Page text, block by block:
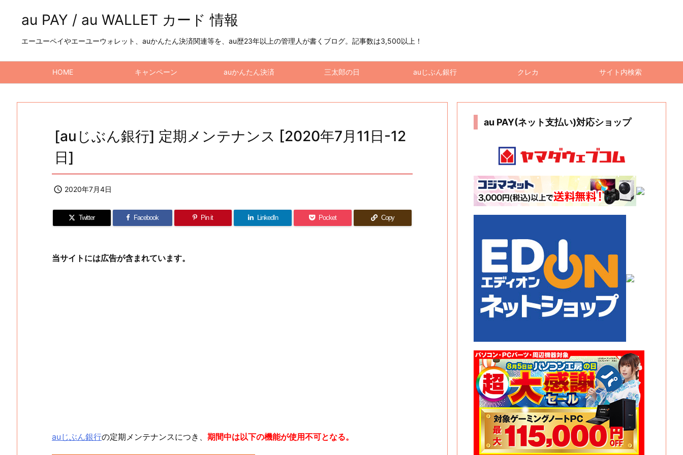
au PAY / au WALLET カード 情報
エーユーペイやエーユーウォレット、auかんたん決済関連等を、au歴23年以上の管理人が書くブログ。記事数は3,500以上！
HOME キャンペーン auかんたん決済 三太郎の日 auじぶん銀行 クレカ サイト内検索
[auじぶん銀行] 定期メンテナンス [2020年7月11日-12
日]
 2020年7月4日
Twitter Facebook Pin it LinkedIn Pocket Copy
当サイトには広告が含まれています。
auじぶん銀行の定期メンテナンスにつき、 期間中は以下の機能が使用不可となる。
au PAY(ネット支払い)対応ショップ